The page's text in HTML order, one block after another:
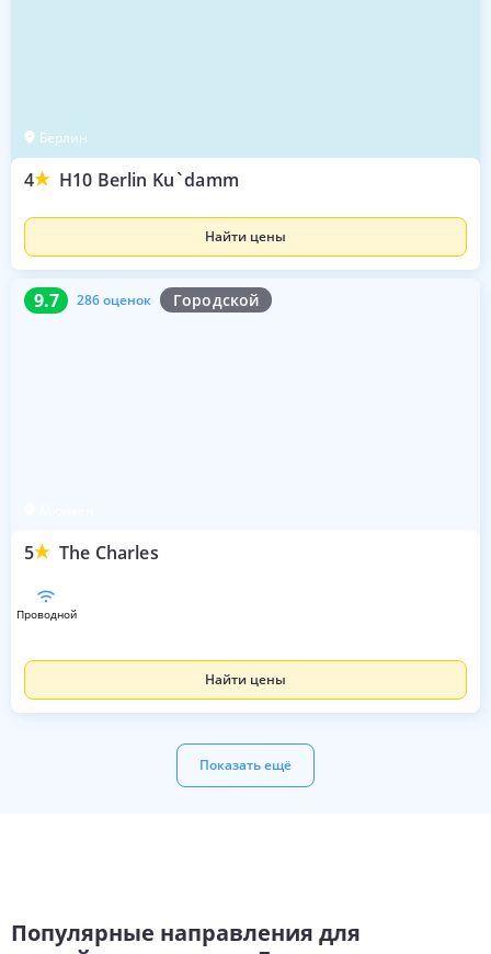
Берлин
4 H10 Berlin Ku`damm
Найти цены
9.7 286 оценок Городской
5 The Charles
9.7 286 оценок
проводной
Найти цены
Показать ещё
Популярные направления для